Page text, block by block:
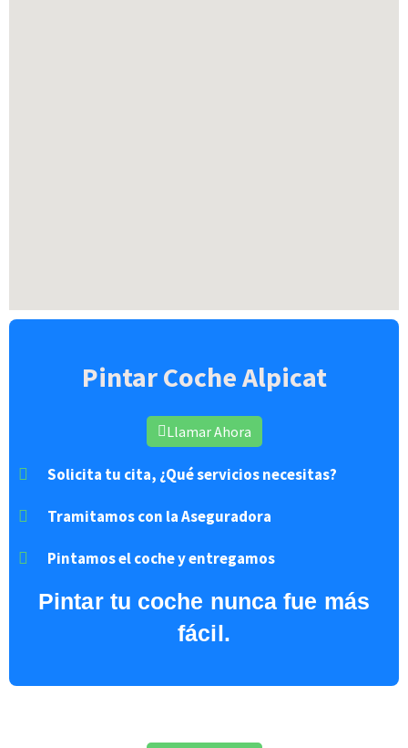
Pintar Coche Alpicat
Llamar Ahora
Solicita tu cita, ¿Qué servicios necesitas?
Tramitamos con la Aseguradora
Pintamos el coche y entregamos
Pintartu coche nunca fue más
fácil.